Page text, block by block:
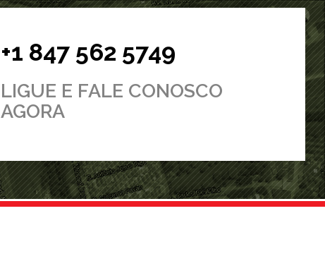
+1 847 562 5749
LIGUE E FALE CONOSCO
AGORA